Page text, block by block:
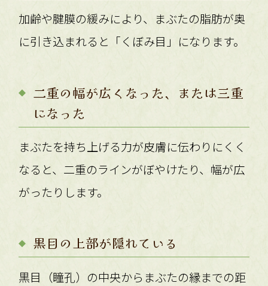
加齢や腱膜の緩みにより、まぶたの脂肪が奥
に引き込まれると「くぼみ目」になります。
二重の幅が広くなった、または三重
になった
まぶたを持ち上げる力が皮膚に伝わりにくく
なると、二重のラインがぼやけたり、幅が広
がったりします。
黒目の上部が隠れている
黒目（瞳孔）の中央からまぶたの縁までの距